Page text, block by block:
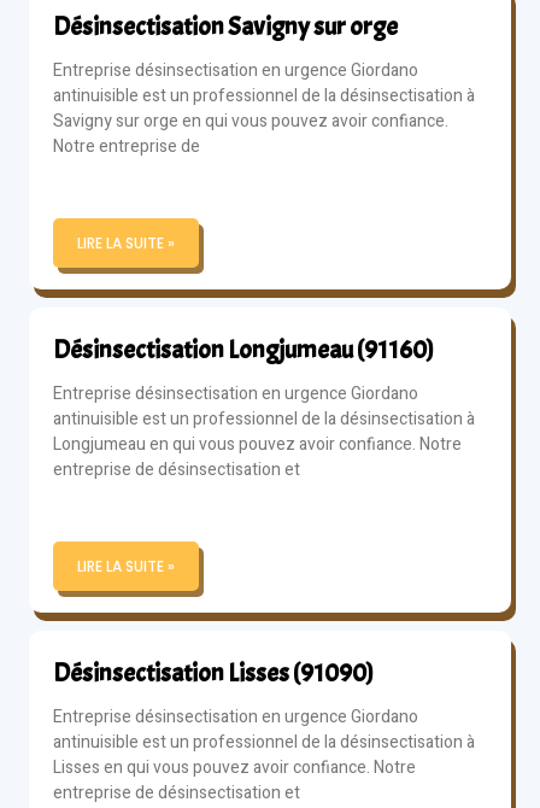
Désinsectisation Savigny sur orge
Entreprise désinsectisation en urgence Giordano
antinuisible est un professionnel de la désinsectisation à
Savigny sur orge en qui vous pouvez avoir confiance.
Notre entreprise de
LIRE LA SUITE »
Désinsectisation Longjumeau (91160)
Entreprise désinsectisation en urgence Giordano
antinuisible est un professionnel de la désinsectisation à
Longjumeau en qui vous pouvez avoir confiance. Notre
entreprise de désinsectisation et
LIRE LA SUITE »
Désinsectisation Lisses (91090)
Entreprise désinsectisation en urgence Giordano
antinuisible est un professionnel de la désinsectisation à
Lisses en qui vous pouvez avoir confiance. Notre
entreprise de désinsectisation et